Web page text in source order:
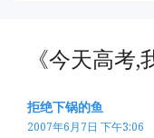
《今天高考
拒绝下锅的鱼
2007年6月7日 下午3:06